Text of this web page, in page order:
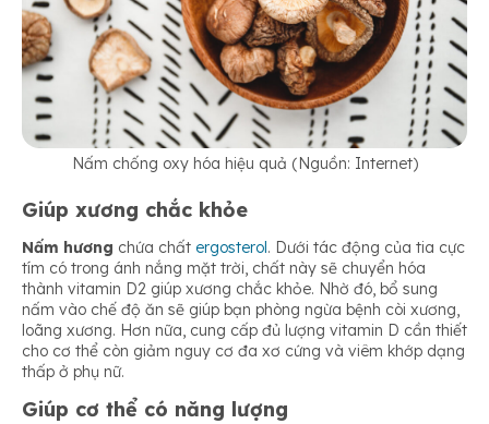
Nấm chống oxy hóa hiệu quả (Nguồn: Internet)
Giúp xương chắc khỏe
Nấm hương chứa chất ergosterol. Dưới tác động của tia cực
tím có trong ánh nắng mặt trời, chất này sẽ chuyển hóa
thành vitamin D2 giúp xương chắc khỏe. Nhờ đó, bổ sung
nấm vào chế độ ăn sẽ giúp bạn phòng ngừa bệnh còi xương,
loãng xương. Hơn nữa, cung cấp đủ lượng vitamin D cần thiết
cho cơ thể còn giảm nguy cơ đa xơ cứng và viêm khớp dạng
thấp ở phụ nữ.
Giúp cơ thể có năng lượng